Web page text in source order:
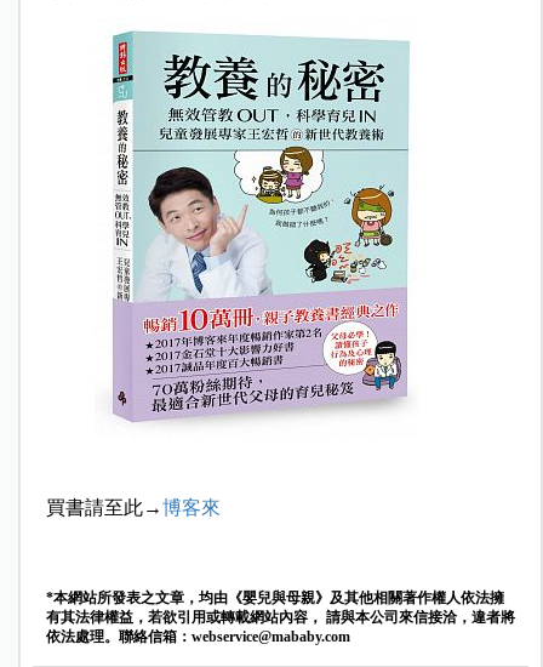
買書請至此→博客來
*本網站所發表之文章，均由《嬰兒與母親》及其他相關著作權人依法擁
有其法律權益，若欲引用或轉載網站內容， 請與本公司來信接洽，違者將
依法處理。聯絡信箱： webservice@mababy.com